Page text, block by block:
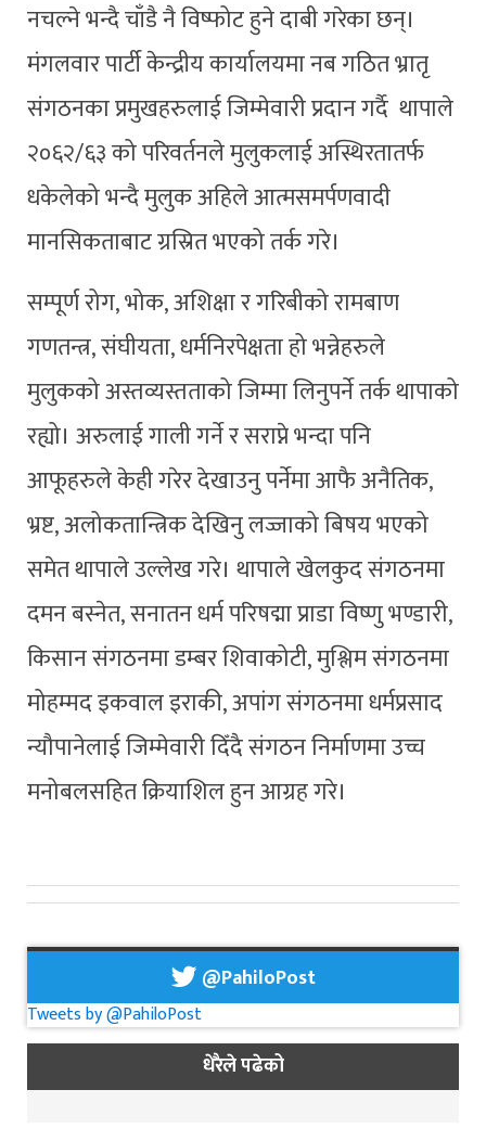
नचल्ने भन्दै चाँडै नै विष्फोट हुने दाबी गरेका छन्।
मंगलवार पार्टी केन्द्रीय कार्यालयमा नब गठित भ्रातृ
संगठनका प्रमुखहरुलाई जिम्मेवारी प्रदान गर्दै थापाले
२०६२/६३ को परिवर्तनले मुलुकलाई अस्थिरतातर्फ
धकेलेको भन्दै मुलुक अहिले आत्मसमर्पणवादी
मानसिकताबाट ग्रस्रित भएको तर्क गरे।
सम्पूर्ण रोग, भोक, अशिक्षा र गरिबीको रामबाण
गणतन्त्र, संघीयता, धर्मनिरपेक्षता हो भन्नेहरुले
मुलुकको अस्तव्यस्तताको जिम्मा लिनुपर्ने तर्क थापाको
रह्यो। अरुलाई गाली गर्ने र सराप्ने भन्दा पनि
आफूहरुले केही गरेर देखाउनु पर्नेमा आफै अनैतिक,
भ्रष्ट, अलोकतान्त्रिक देखिनु लज्जाको बिषय भएको
समेत थापाले उल्लेख गरे। थापाले खेलकुद संगठनमा
दमन बस्नेत, सनातन धर्म परिषद्मा प्राडा विष्णु भण्डारी,
किसान संगठनमा डम्बर शिवाकोटी, मुश्लिम संगठनमा
मोहम्मद इकवाल इराकी, अपांग संगठनमा धर्मप्रसाद
न्यौपानेलाई जिम्मेवारी दिँदै संगठन निर्माणमा उच्च
मनोबलसहित क्रियाशिल हुन आग्रह गरे।
@PahiloPost
Tweets by @PahiloPost
धेरैले पढेको